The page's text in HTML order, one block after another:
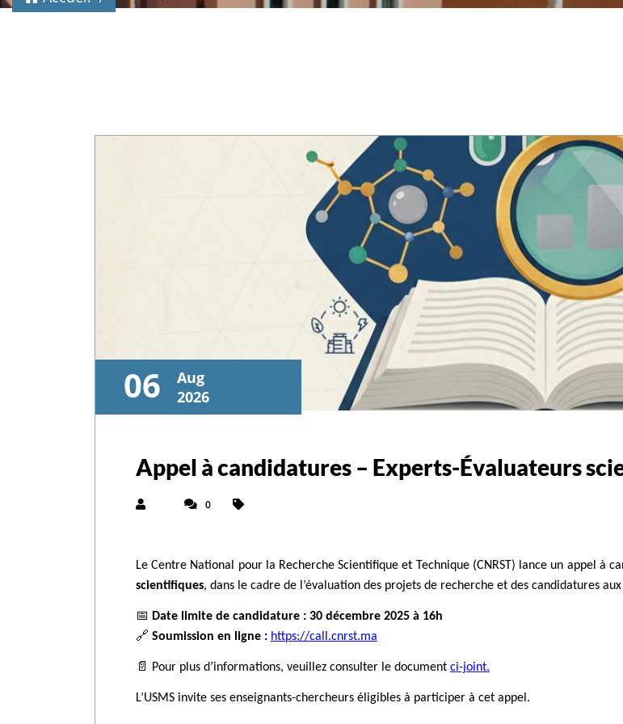
06
Aug
2026
Appel à candidatures – Experts-Évaluateurs
0
Le Centre National pour la Recherche Scientifique et Technique (CNRST) lance un appel à
scientifiques, dans le cadre de l’évaluation des projets de recherche et des candidatures
📅 Date limite de candidature : 30 décembre 2025 à 16h
🔗 Soumission en ligne : https://call.cnrst.ma
📄 Pour plus d’informations, veuillez consulter le document ci-joint.
L’USMS invite ses enseignants-chercheurs éligibles à participer à cet appel.